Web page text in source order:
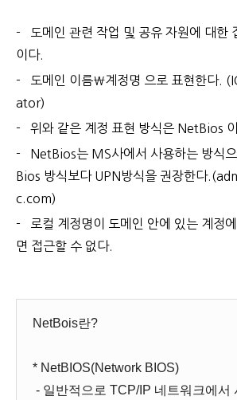
- 도메인 관련 작업 및 공유 자원에 대한
이다.
- 도메인 이름\계정명 으로 표현한다.
ator)
- 위와 같은 계정 표현 방식은 NetBios
- NetBios는 MS사에서 사용하는 방식
Bios 방식보다 UPN방식을 권장한다.(
c.com)
- 로컬 계정명이 도메인 안에 있는 계정
면 접근할 수 없다.
NetBois란?
* NetBIOS(Network BIOS)
- 일반적으로 TCP/IP 네트워크에서